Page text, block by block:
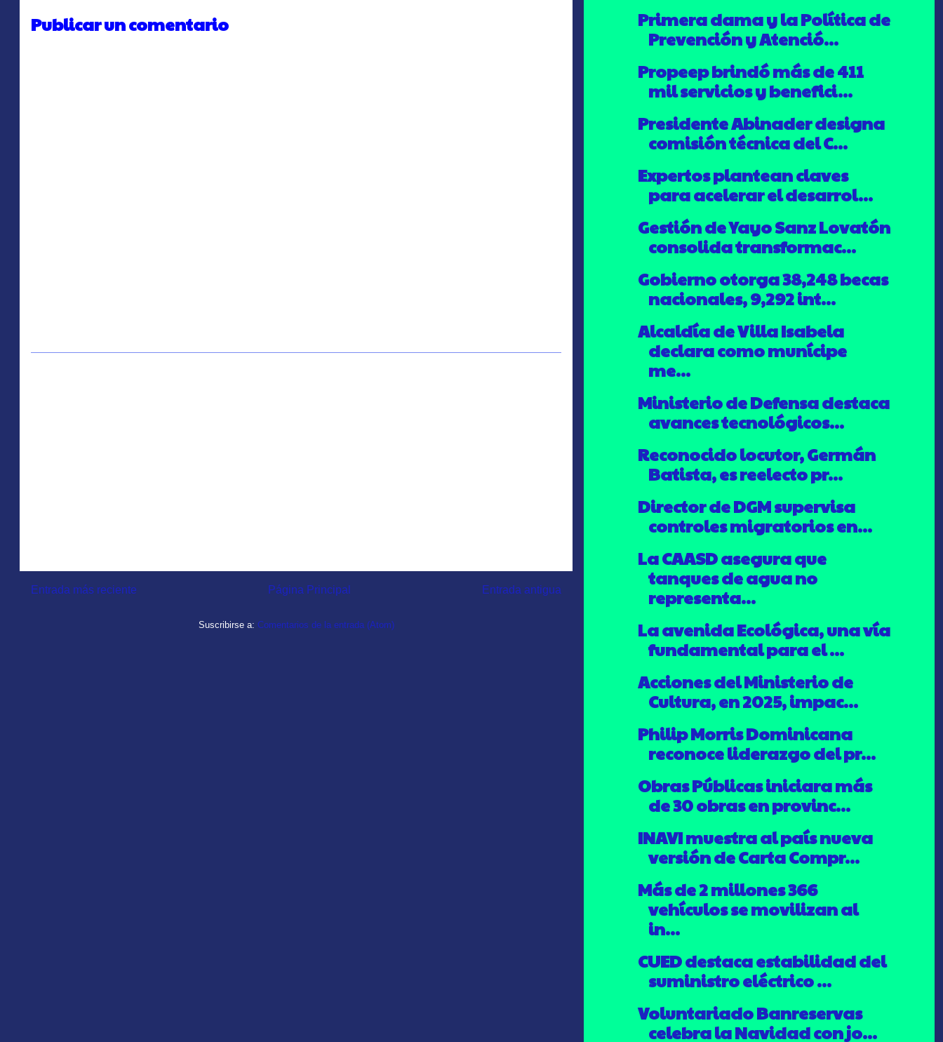
Publicar un comentario
Entrada más reciente Entrada antigua
Página Principal
Suscribirse a: Comentarios de la entrada (Atom)
Primera dama y la Política de
Prevención y Atenció...
Propeep brindó más de 411
mil servicios y benefici...
Presidente Abinader designa
comisión técnica del C...
Expertos plantean claves
para acelerar el desarrol...
Gestión de Yayo Sanz Lovatón
consolida transformac...
Gobierno otorga 38,248 becas
nacionales, 9,292 int...
Alcaldía de Villa Isabela
declara como munícipe
me...
Ministerio de Defensa destaca
avances tecnológicos...
Reconocido locutor, Germán
Batista, es reelecto pr...
Director de DGM supervisa
controles migratorios en...
La CAASD asegura que
tanques de agua no
representa...
La avenida Ecológica, una vía
fundamental para el ...
Acciones del Ministerio de
Cultura, en 2025, impac...
Philip Morris Dominicana
reconoce liderazgo del pr...
Obras Públicas iniciara más
de 30 obras en provinc...
INAVI muestra al país nueva
versión de Carta Compr...
Más de 2 millones 366
vehículos se movilizan al
in...
CUED destaca estabilidad del
suministro eléctrico ...
Voluntariado Banreservas
celebra la Navidad con jo...